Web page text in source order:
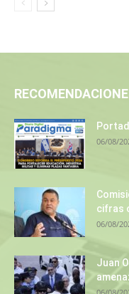
06/08/
cifras
06/08/
Juan